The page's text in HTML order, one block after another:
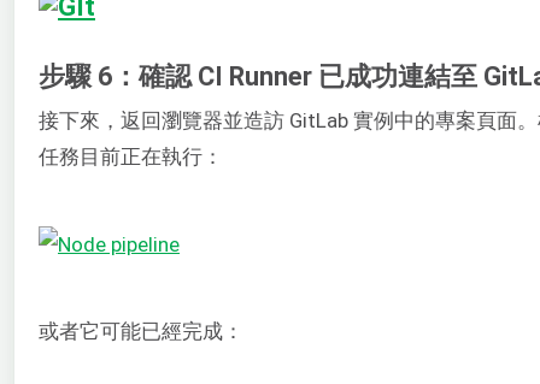
步驟 6：確認 CI Runner 已成功連結至
接下來，返回瀏覽器並造訪 GitLab 實例中的專案頁面
任務目前正在執行：
或者它可能已經完成：